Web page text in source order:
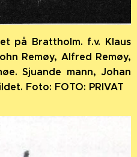
på Brattholm. f.v. Klaus
Remøy, Alfred Remøy,
Sjuande mann, Johan
Foto: FOTO: PRIVAT